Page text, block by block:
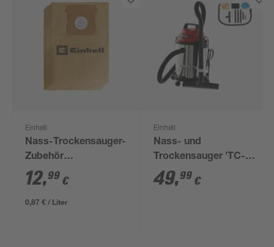
Einhell
Nass-Trockensauger-
Zubehör
Schmutzfangsack-Set
15 l 5-teilig
12,99 €
0,87 € / Liter
Einhell
Nass- und
Trockensauger 'TC-
VC 1815 S' 1250 W
49,99 €